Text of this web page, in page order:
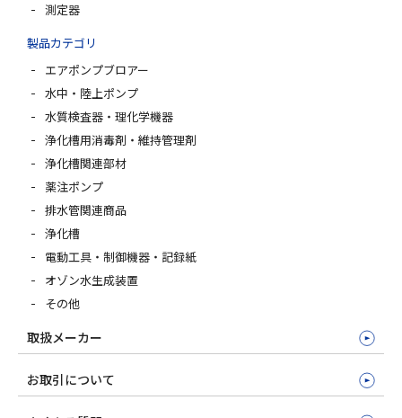
測定器
製品カテゴリ
エアポンプブロアー
水中・陸上ポンプ
水質検査器・理化学機器
浄化槽用消毒剤・維持管理剤
浄化槽関連部材
薬注ポンプ
排水管関連商品
浄化槽
電動工具・制御機器・記録紙
オゾン水生成装置
その他
取扱メーカー
お取引について